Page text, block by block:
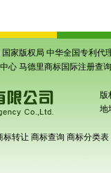
国家版权局 中华全国专利代
心 马德里商标国际注册查询
版
地
标转让 商标查询 商标分类表